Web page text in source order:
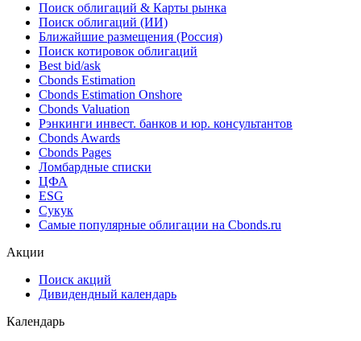
Поиск облигаций & Карты рынка
Поиск облигаций (ИИ)
Ближайшие размещения (Россия)
Поиск котировок облигаций
Best bid/ask
Cbonds Estimation
Cbonds Estimation Onshore
Cbonds Valuation
Рэнкинги инвест. банков и юр. консультантов
Cbonds Awards
Cbonds Pages
Ломбардные списки
ЦФА
ESG
Сукук
Самые популярные облигации на Cbonds.ru
Акции
Поиск акций
Дивидендный календарь
Календарь